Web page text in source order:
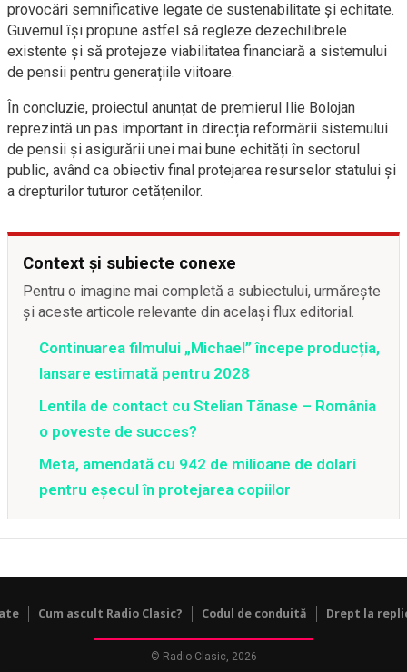
provocări semnificative legate de sustenabilitate și echitate.
Guvernul își propune astfel să regleze dezechilibrele
existente și să protejeze viabilitatea financiară a sistemului
de pensii pentru generațiile viitoare.
În concluzie, proiectul anunțat de premierul Ilie Bolojan
reprezintă un pas important în direcția reformării sistemului
de pensii și asigurării unei mai bune echități în sectorul
public, având ca obiectiv final protejarea resurselor statului și
a drepturilor tuturor cetățenilor.
Context și subiecte conexe
Pentru o imagine mai completă a subiectului, urmărește
și aceste articole relevante din același flux editorial.
Continuarea filmului „Michael” începe producția,
lansare estimată pentru 2028
Lentila de contact cu Stelian Tănase – România
o poveste de succes?
Meta, amendată cu 942 de milioane de dolari
pentru eșecul în protejarea copiilor
Cum ascult Radio Clasic? Codul de conduită Drept la
© Radio Clasic, 2026